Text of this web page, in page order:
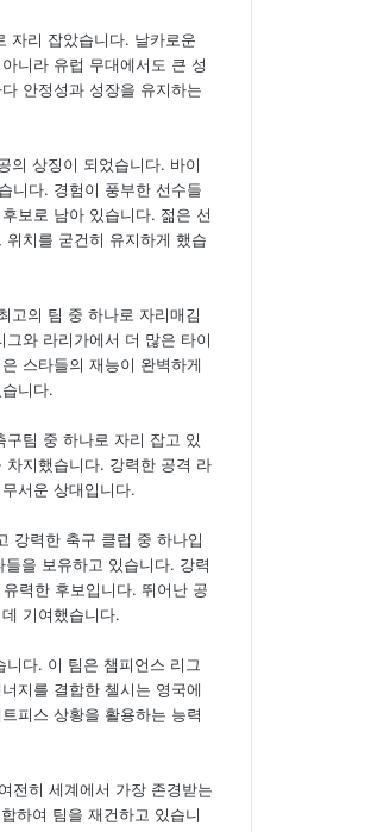
자리 잡았습니다. 날카로운
니라 유럽 무대에서도 큰 성
안정성과 성장을 유지하는
의 상징이 되었습니다. 바이
니다. 경험이 풍부한 선수들
보로 남아 있습니다. 젊은 선
치를 굳건히 유지하게 했습
고의 팀 중 하나로 자리매김
와 라리가에서 더 많은 타이
스타들의 재능이 완벽하게
니다.
팀 중 하나로 자리 잡고 있
지했습니다. 강력한 공격 라
서운 상대입니다.
강력한 축구 클럽 중 하나입
을 보유하고 있습니다. 강력
력한 후보입니다. 뛰어난 공
기여했습니다.
다. 이 팀은 챔피언스 리그
지를 결합한 첼시는 영국에
피스 상황을 활용하는 능력
전히 세계에서 가장 존경받는
하여 팀을 재건하고 있습니